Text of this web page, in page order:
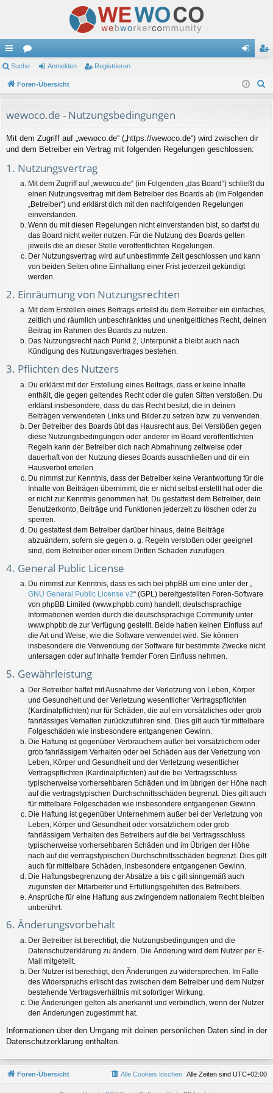
ch
ne
ug
riff
or
en m
n
ist
Suche Anmelden Registrieren
Foren-Übersicht
wewoco.de - Nutzungsbedingungen
Mit dem Zugriff auf „wewoco.de“ („https://wewoco.de“) wird zwischen dir
und dem Betreiber ein Vertrag mit folgenden Regelungen geschlossen:
1. Nutzungsvertrag
Mit dem Zugriff auf „wewoco.de“ (im Folgenden „das Board“) schließt du
einen Nutzungsvertrag mit dem Betreiber des Boards ab (im Folgenden
„Betreiber“) und erklärst dich mit den nachfolgenden Regelungen
einverstanden.
Wenn du mit diesen Regelungen nicht einverstanden bist, so darfst du
das Board nicht weiter nutzen. Für die Nutzung des Boards gelten
jeweils die an dieser Stelle veröffentlichten Regelungen.
Der Nutzungsvertrag wird auf unbestimmte Zeit geschlossen und kann
von beiden Seiten ohne Einhaltung einer Frist jederzeit gekündigt
werden.
2. Einräumung von Nutzungsrechten
Mit dem Erstellen eines Beitrags erteilst du dem Betreiber ein einfaches,
zeitlich und räumlich unbeschränktes und unentgeltliches Recht, deinen
Beitrag im Rahmen des Boards zu nutzen.
Das Nutzungsrecht nach Punkt 2, Unterpunkt a bleibt auch nach
Kündigung des Nutzungsvertrages bestehen.
3. Pflichten des Nutzers
Du erklärst mit der Erstellung eines Beitrags, dass er keine Inhalte
enthält, die gegen geltendes Recht oder die guten Sitten verstoßen. Du
erklärst insbesondere, dass du das Recht besitzt, die in deinen
Beiträgen verwendeten Links und Bilder zu setzen bzw. zu verwenden.
Der Betreiber des Boards übt das Hausrecht aus. Bei Verstößen gegen
diese Nutzungsbedingungen oder anderer im Board veröffentlichten
Regeln kann der Betreiber dich nach Abmahnung zeitweise oder
dauerhaft von der Nutzung dieses Boards ausschließen und dir ein
Hausverbot erteilen.
Du nimmst zur Kenntnis, dass der Betreiber keine Verantwortung für die
Inhalte von Beiträgen übernimmt, die er nicht selbst erstellt hat oder die
er nicht zur Kenntnis genommen hat. Du gestattest dem Betreiber, dein
Benutzerkonto, Beiträge und Funktionen jederzeit zu löschen oder zu
sperren.
Du gestattest dem Betreiber darüber hinaus, deine Beiträge
abzuändern, sofern sie gegen o. g. Regeln verstoßen oder geeignet
sind, dem Betreiber oder einem Dritten Schaden zuzufügen.
4. General Public License
Du nimmst zur Kenntnis, dass es sich bei phpBB um eine unter der „
GNU General Public License v2“ (GPL) bereitgestellten Foren-Software
von phpBB Limited (www.phpbb.com) handelt; deutschsprachige
Informationen werden durch die deutschsprachige Community unter
www.phpbb.de zur Verfügung gestellt. Beide haben keinen Einfluss auf
die Art und Weise, wie die Software verwendet wird. Sie können
insbesondere die Verwendung der Software für bestimmte Zwecke nicht
untersagen oder auf Inhalte fremder Foren Einfluss nehmen.
5. Gewährleistung
Der Betreiber haftet mit Ausnahme der Verletzung von Leben, Körper
und Gesundheit und der Verletzung wesentlicher Vertragspflichten
(Kardinalpflichten) nur für Schäden, die auf ein vorsätzliches oder grob
fahrlässiges Verhalten zurückzuführen sind. Dies gilt auch für mittelbare
Folgeschäden wie insbesondere entgangenen Gewinn.
Die Haftung ist gegenüber Verbrauchern außer bei vorsätzlichem oder
grob fahrlässigem Verhalten oder bei Schäden aus der Verletzung von
Leben, Körper und Gesundheit und der Verletzung wesentlicher
Vertragspflichten (Kardinalpflichten) auf die bei Vertragsschluss
typischerweise vorhersehbaren Schäden und im übrigen der Höhe nach
auf die vertragstypischen Durchschnittsschäden begrenzt. Dies gilt auch
für mittelbare Folgeschäden wie insbesondere entgangenen Gewinn.
Die Haftung ist gegenüber Unternehmern außer bei der Verletzung von
Leben, Körper und Gesundheit oder vorsätzlichem oder grob
fahrlässigem Verhalten des Betreibers auf die bei Vertragsschluss
typischerweise vorhersehbaren Schäden und im Übrigen der Höhe
nach auf die vertragstypischen Durchschnittsschäden begrenzt. Dies gilt
auch für mittelbare Schäden, insbesondere entgangenen Gewinn.
Die Haftungsbegrenzung der Absätze a bis c gilt sinngemäß auch
zugunsten der Mitarbeiter und Erfüllungsgehilfen des Betreibers.
Ansprüche für eine Haftung aus zwingendem nationalem Recht bleiben
unberührt.
6. Änderungsvorbehalt
Der Betreiber ist berechtigt, die Nutzungsbedingungen und die
Datenschutzerklärung zu ändern. Die Änderung wird dem Nutzer per E-
Mail mitgeteilt.
Der Nutzer ist berechtigt, den Änderungen zu widersprechen. Im Falle
des Widerspruchs erlischt das zwischen dem Betreiber und dem Nutzer
bestehende Vertragsverhältnis mit sofortiger Wirkung.
Die Änderungen gelten als anerkannt und verbindlich, wenn der Nutzer
den Änderungen zugestimmt hat.
Informationen über den Umgang mit deinen persönlichen Daten sind in der
Datenschutzerklärung enthalten.
Foren-Übersicht Alle Zeiten sind UTC+02:00
Alle Cookies löschen